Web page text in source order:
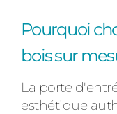
Pourquoi
bois sur
La porte
esthétique